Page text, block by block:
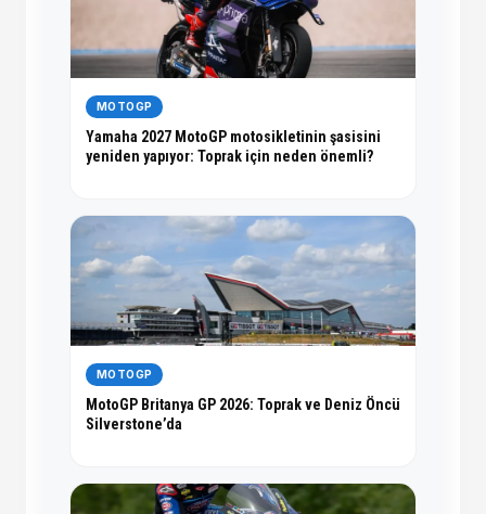
MOTOGP
Yamaha 2027 MotoGP motosikletinin şasisini
yeniden yapıyor: Toprak için neden önemli?
MOTOGP
MotoGP Britanya GP 2026: Toprak ve Deniz Öncü
Silverstone’da